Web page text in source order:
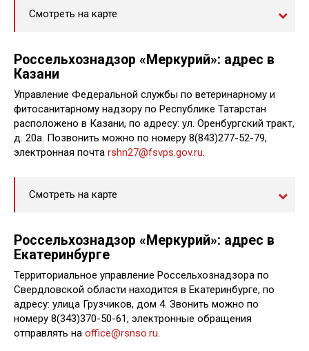
Смотреть на карте
Россельхознадзор «Меркурий»: адрес в
Казани
Управление Федеральной службы по ветеринарному и
фитосанитарному надзору по Республике Татарстан
расположено в Казани, по адресу: ул. Оренбургский тракт,
д. 20а. Позвонить можно по номеру 8(843)277-52-79,
электронная почта rshn27@fsvps.gov.ru.
Смотреть на карте
Россельхознадзор «Меркурий»: адрес в
Екатеринбурге
Территориальное управление Россельхознадзора по
Свердловской области находится в Екатеринбурге, по
адресу: улица Грузчиков, дом 4. Звонить можно по
номеру 8(343)370-50-61, электронные обращения
отправлять на office@rsnso.ru.